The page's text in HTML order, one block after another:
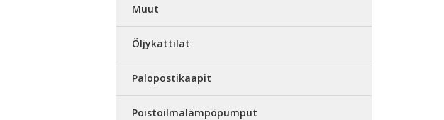
Muut
Öljykattilat
Palopostikaapit
Poistoilmalämpöpumput